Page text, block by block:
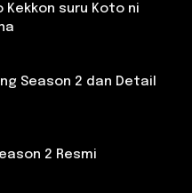
suru Koto ni
Season 2 dan Detail
2 Resmi